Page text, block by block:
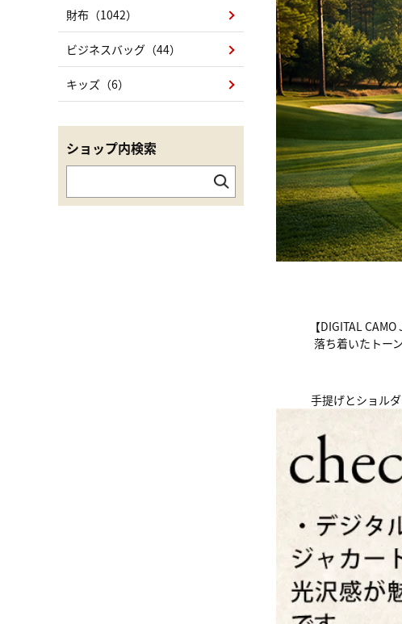
【DIGITAL
落ち着いたトー
手提げとショル
財布（1042）
ビジネスバッグ（44）
キッズ（6）
ショップ内検索